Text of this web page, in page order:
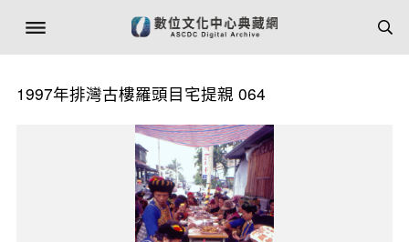
1997年排灣古樓羅頭目宅提親 064